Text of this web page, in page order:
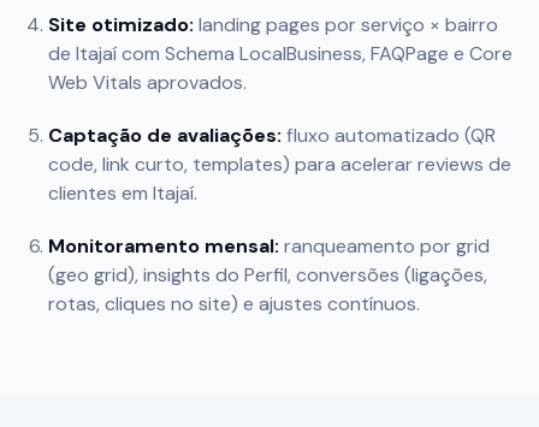
Site otimizado: landing pages por serviço × bairro
de Itajaícom Schema LocalBusiness, FAQPage e Core
Web Vitals aprovados.
Captação de avaliações: fluxo automatizado (QR
code, link curto, templates) para acelerar reviews de
clientes em Itajaí.
Monitoramento mensal: ranqueamento por grid
(geo grid), insights do Perfil, conversões (ligações,
rotas, cliques no site) e ajustes contínuos.